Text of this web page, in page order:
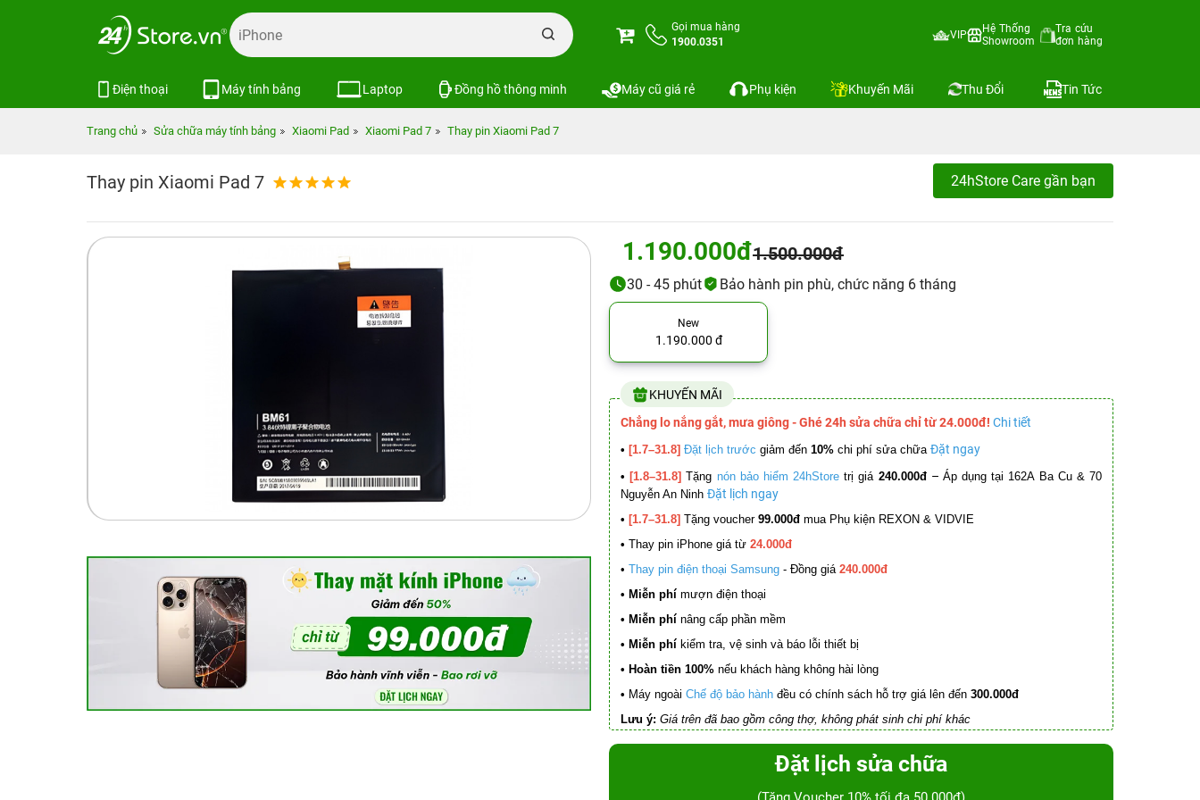
Gọi mua hàng
1900.0351
VIP
Hệ Thống
Showroom
Tra cứu
đơn hàng
Điện thoại Máy tính bảng Laptop Đồng hồ thông minh Máy cũ giá rẻ Phụ kiện Khuyến Mãi Thu Đổi Tin Tức
Trang chủ Sửa chữa máy tính bảng Xiaomi Pad Xiaomi Pad 7 Thay pin Xiaomi Pad 7
Thay pin Xiaomi Pad 7 24hStore Care gần bạn
1.190.000đ1.500.000đ
30 - 45 phút Bảo hành pin phù, chức năng 6 tháng
New
1.190.000 đ
KHUYẾN MÃI
Chẳng lo nắng gắt, mưa giông - Ghé 24h sửa chữa chỉ từ 24.000đ! Chi tiết
• [1.7–31.8] Đặt lịch trước giảm đến 10% chi phí sửa chữa Đặt ngay
• [1.8–31.8] Tặng nón bảo hiểm 24hStore trị giá 240.000đ – Áp dụng tại 162A Ba Cu & 70
Nguyễn An Ninh Đặt lịch ngay
• [1.7–31.8] Tặng voucher 99.000đ mua Phụ kiện REXON & VIDVIE
• Thay pin iPhone giá từ 24.000đ
• Thay pin điện thoại Samsung - Đồng giá 240.000đ
• Miễn phí mượn điện thoại
• Miễn phí nâng cấp phần mềm
• Miễn phí kiểm tra, vệ sinh và báo lỗi thiết bị
• Hoàn tiền 100% nếu khách hàng không hài lòng
• Máy ngoài Chế độ bảo hành đều có chính sách hỗ trợ giá lên đến 300.000đ
Lưu ý: Giá trên đã bao gồm công thợ, không phát sinh chi phí khác
Đặt lịch sửa chữa